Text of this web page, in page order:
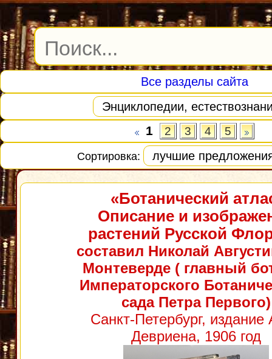
Все разделы сайта
1 2 3 4 5
Сортировка:
«Ботанический
Описание и
растений Русской
составил Николай
Монтеверде ( главный
Императорского
сада Петра Первого)
Санкт-Петербург,
Девриена, 1906 год